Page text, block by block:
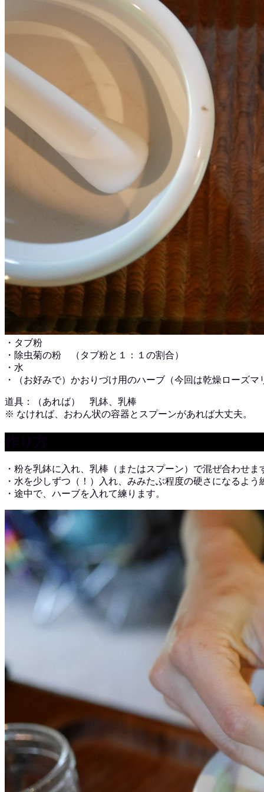
・タブ粉
・除虫菊の粉 （タブ粉と１：１の割合）
・水
・（お好みで）かおりづけ用のハーブ（今回は乾燥ローズマ
道具：（あれば） 乳鉢、乳棒
※ なければ、おわん状の容器とスプーンがあれば大丈夫。
・粉を乳鉢に入れ、乳棒（またはスプーン）で混ぜ合わせま
・水を少しずつ（！）入れ、みみたぶ程度の硬さになるよう
・途中で、ハーブを入れて練ります。